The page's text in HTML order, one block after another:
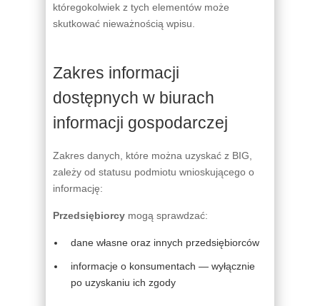
któregokolwiek z tych elementów może
skutkować nieważnością wpisu.
Zakres informacji
dostępnych w biurach
informacji gospodarczej
Zakres danych, które można uzyskać z BIG,
zależy od statusu podmiotu wnioskującego o
informację:
Przedsiębiorcy mogą sprawdzać:
dane własne oraz innych przedsiębiorców
informacje o konsumentach — wyłącznie
po uzyskaniu ich zgody